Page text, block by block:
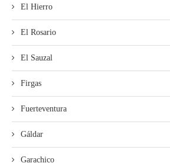
El Hierro
El Rosario
El Sauzal
Firgas
Fuerteventura
Gáldar
Garachico